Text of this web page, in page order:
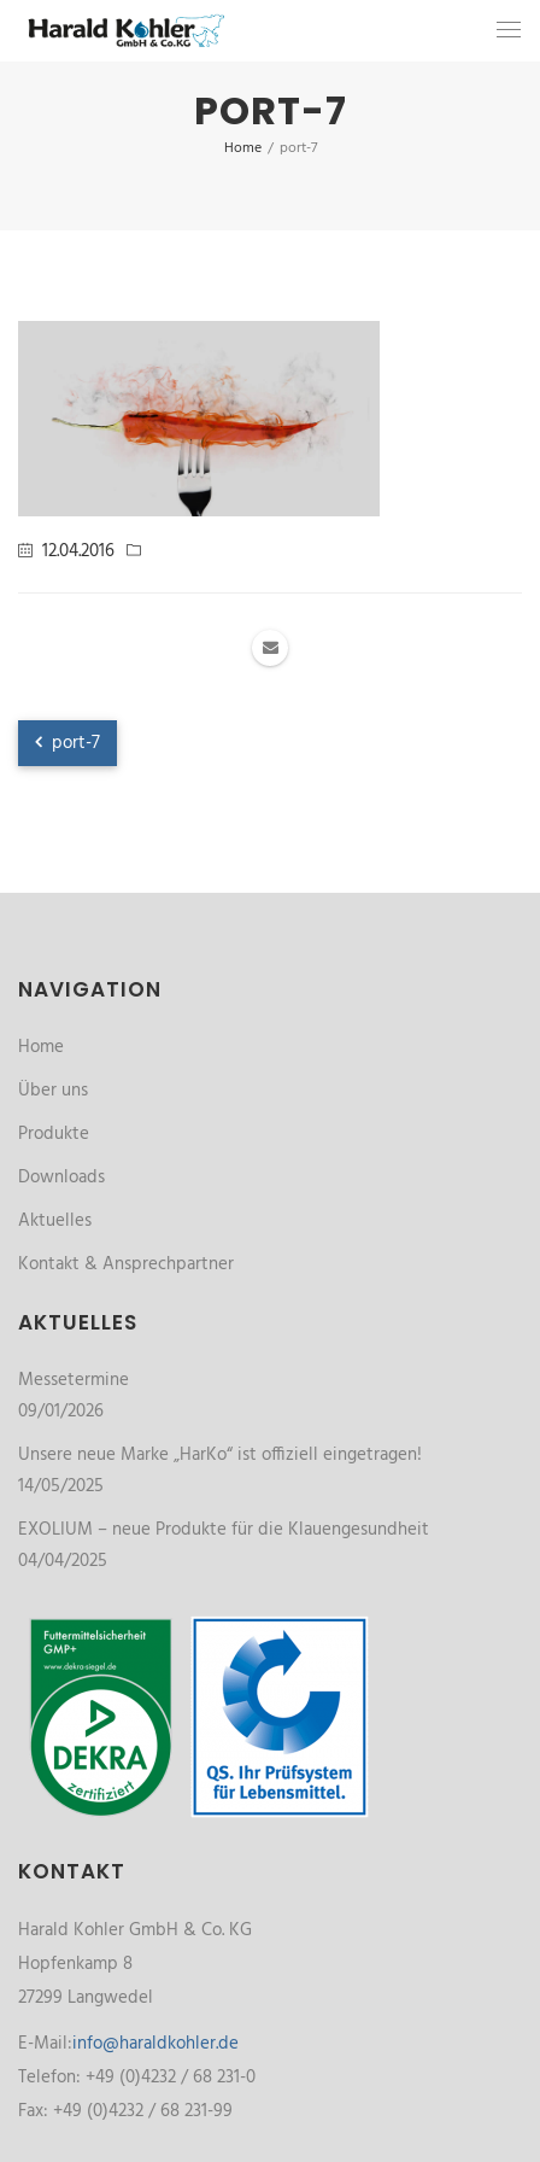
PORT-7
Home / port-7
12.04.2016
port-7
NAVIGATION
Home
Über uns
Produkte
Downloads
Aktuelles
Kontakt & Ansprechpartner
AKTUELLES
Messetermine
09/01/2026
Unsere neue Marke „HarKo“ ist offiziell eingetragen!
14/05/2025
EXOLIUM – neue Produkte für die Klauengesundheit
04/04/2025
KONTAKT
Harald Kohler GmbH & Co. KG
Hopfenkamp 8
27299 Langwedel
E-Mail:info@haraldkohler.de
Telefon: +49 (0)4232 / 68 231-0
Fax: +49 (0)4232 / 68 231-99